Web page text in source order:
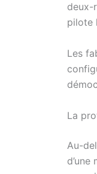
deux-
pilote
Les
La
Au-